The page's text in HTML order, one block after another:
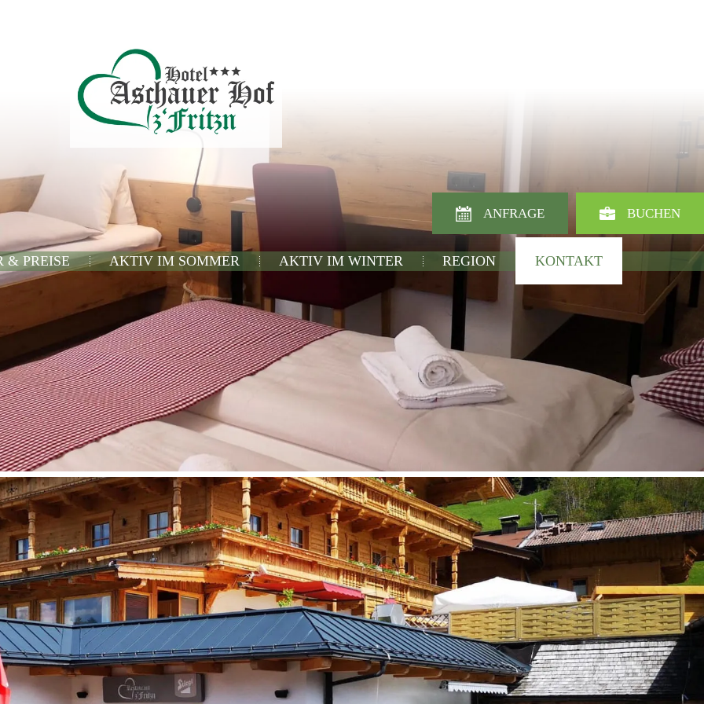
ANFRAGE BUCHEN
& PREISE AKTIV IM SOMMER AKTIV IM WINTER REGION KONTAKT